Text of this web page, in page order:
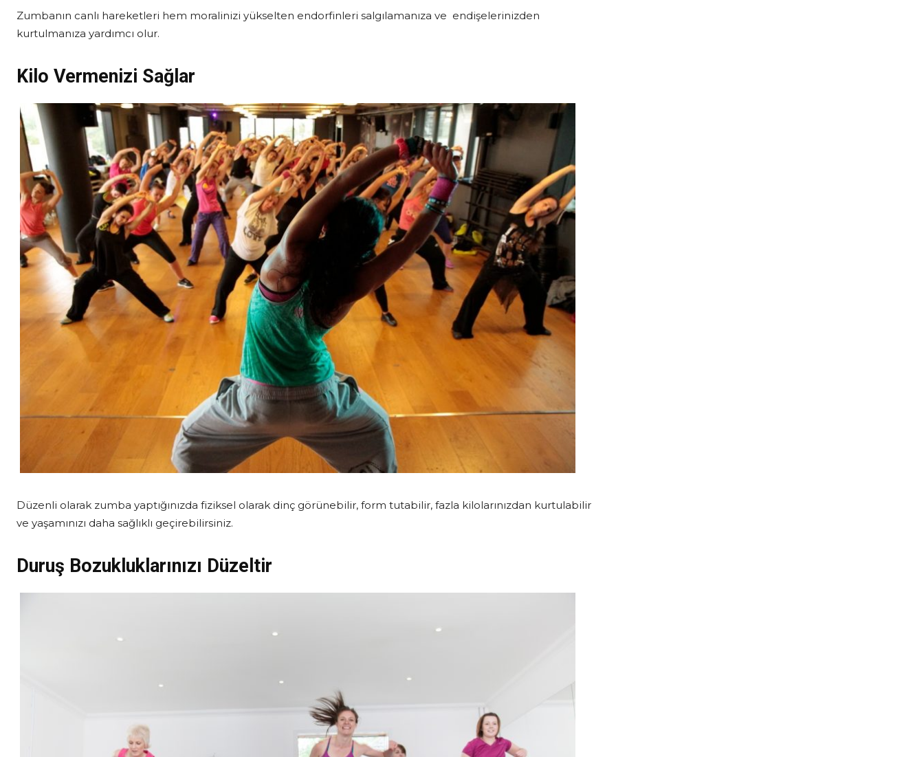
Zumbanın canlı hareketleri hem moralinizi yükselten endorfinleri salgılamanıza ve endişelerinizden
kurtulmanıza yardımcı olur.
Kilo Vermenizi Sağlar
Düzenli olarak zumba yaptığınızda fiziksel olarak dinç görünebilir, form tutabilir, fazla kilolarınızdan kurtulabilir
ve yaşamınızı daha sağlıklı geçirebilirsiniz.
Duruş Bozukluklarınızı Düzeltir